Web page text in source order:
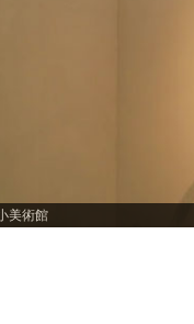
美術館